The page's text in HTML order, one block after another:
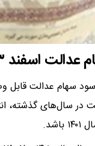
اسفند ۱۴۰۳